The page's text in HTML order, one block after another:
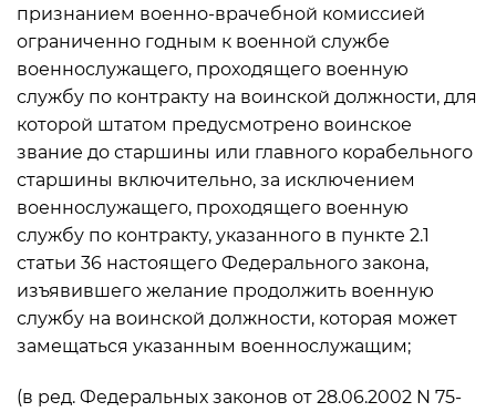
признанием военно-врачебной комиссией
ограниченно годным к военной службе
военнослужащего, проходящего военную
службу по контракту на воинской должности, для
которой штатом предусмотрено воинское
звание до старшины или главного корабельного
старшины включительно, за исключением
военнослужащего, проходящего военную
службу по контракту, указанного в пункте 2.1
статьи 36 настоящего Федерального закона,
изъявившего желание продолжить военную
службу на воинской должности, которая может
замещаться указанным военнослужащим;
(в ред. Федеральных законов от 28.06.2002 N 75-